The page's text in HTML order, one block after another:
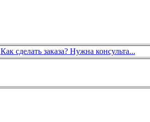
Как сделать заказа? Нужна консульта...